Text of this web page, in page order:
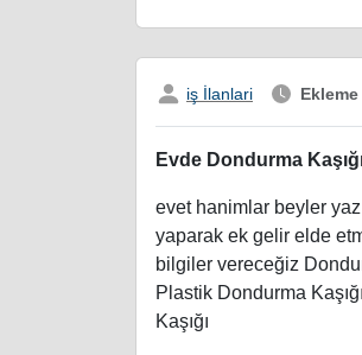
iş İlanlari
Evde Dondurma
evet hanimlar beyler
yaparak ek gelir elde
bilgiler vereceğiz
Plastik Dondurma
Kaşığı